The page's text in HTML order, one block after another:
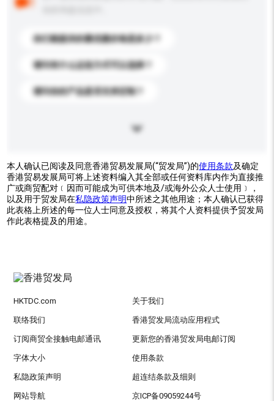
你们能提供的最优惠价格是多少？
请问有什么运送方式可以选择？
请问你的产品是否支持定制？
本人确认已阅读及同意香港贸易发展局(“贸发局”)的使用条款及确定
香港贸易发展局可将上述资料编入其全部或任何资料库内作为直接推
广或商贸配对﹝因而可能成为可供本地及/或海外公众人士使用﹞，
以及用于贸发局在私隐政策声明中所述之其他用途；本人确认已获得
此表格上所述的每一位人士同意及授权，将其个人资料提供予贸发局
作此表格提及的用途。
HKTDC.com 关于我们
联络我们 香港贸发局流动应用程式
订阅商贸全接触电邮通讯 更新您的香港贸发局电邮订阅
字体大小 使用条款
私隐政策声明 超连结条款及细则
网站导航 京ICP备09059244号